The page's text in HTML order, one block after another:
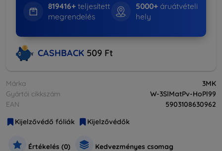
819416+teljesített
megrendelés
5000+ áruátvételi
hely
CASHBACK 509 Ft
Márka
3MK
Gyártói cikkszám
W-3SlMatPv-HoPl99
EAN
5903108630962
Kijelzővédő fóliák
Kijelzővédők
Értékelés (0) Kedvezményes csomag